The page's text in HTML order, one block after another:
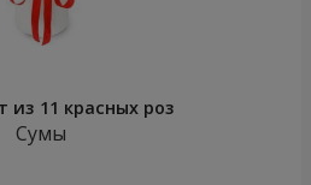
из 11 красных роз
Сумы